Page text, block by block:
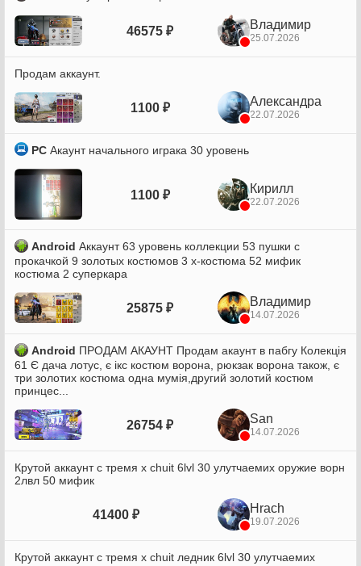
46575 ₽ Владимир
25.07.2026
Продам аккаунт.
1100 ₽ Александра
22.07.2026
PC Акаунт начального играка 30 уровень
1100 ₽ Кирилл
22.07.2026
Android Аккаунт 63 уровень коллекции 53 пушки с
прокачкой 9 золотых костюмов 3 х-костюма 52 мифик
костюма 2 суперкара
25875 ₽ Владимир
14.07.2026
Android ПРОДАМ АКАУНТ Продам акаунт в пабгу Колекція
61 Є дача лотус, є ікс костюм ворона, рюкзак ворона також, є
три золотих костюма одна мумія,другий золотий костюм
принцес...
26754 ₽ San
14.07.2026
Крутой аккаунт с тремя x chuit 6lvl 30 улутчаемих оружие ворн
2лвл 50 мифик
41400 ₽ Hrach
19.07.2026
Крутой аккаунт с тремя x chuit ледник 6lvl 30 улутчаемих